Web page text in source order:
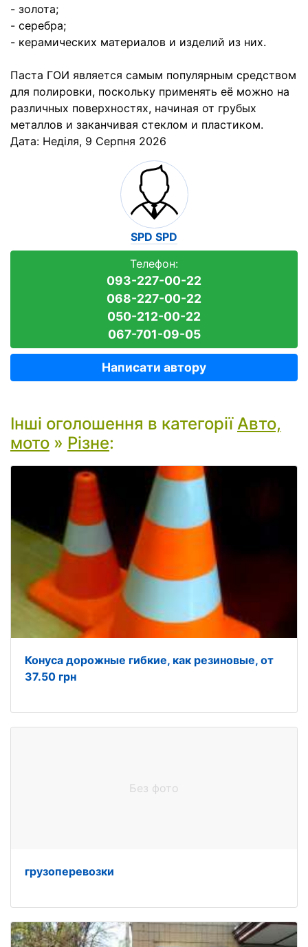
- золота;
- серебра;
- керамических материалов и изделий из них.
Паста ГОИ является самым популярным средством
для полировки, поскольку применять её можно на
различных поверхностях, начиная от грубых
металлов и заканчивая стеклом и пластиком.
Дата: Неділя, 9 Серпня 2026
SPD SPD
Телефон:
093-227-00-22
068-227-00-22
050-212-00-22
067-701-09-05
Написати автору
Інші оголошення в категоріїАвто,
мото » Різне:
Конуса дорожные гибкие, как резиновые, от
37.50 грн
Без фото
грузоперевозки